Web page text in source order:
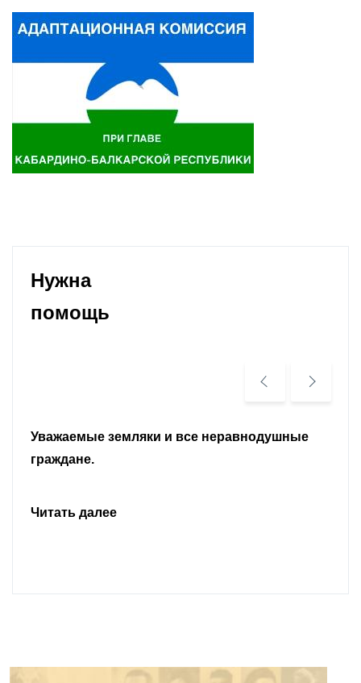
Нужна
помощь
Уважаемые земляки и все неравнодушные
граждане.
Читать далее